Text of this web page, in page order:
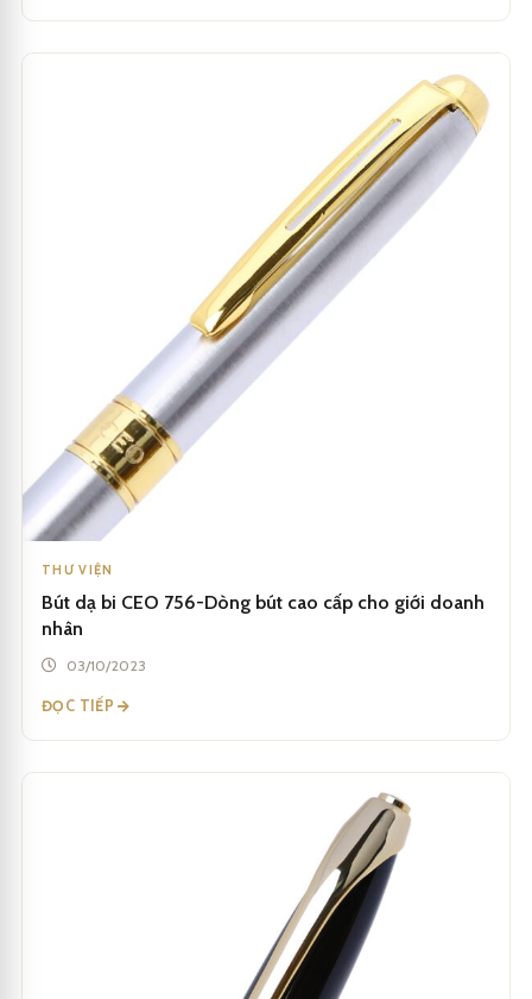
THƯ VIỆN
Bút dạ bi CEO 756-Dòng bút cao cấp cho giới doanh
nhân
03/10/2023
ĐỌC TIẾP